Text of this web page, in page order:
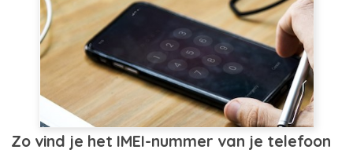
Zo vind je het IMEI-nummer van je telefoon